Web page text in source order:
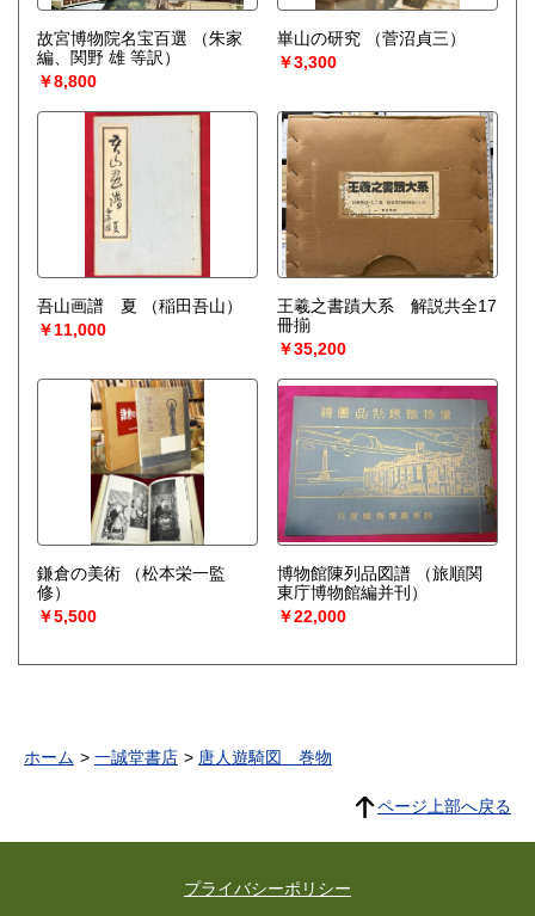
故宮博物院名宝百選
（朱家
編、関野 雄 等訳）
￥8,800
崋山の研究
（菅沼貞三）
￥3,300
吾山画譜 夏
（稲田吾山）
￥11,000
王羲之書蹟大系 解説共全17
冊揃
￥35,200
鎌倉の美術
（松本栄一監
修）
￥5,500
博物館陳列品図譜
（旅順関
東庁博物館編并刊）
￥22,000
ホーム 一誠堂書店 唐人遊騎図 巻物
ページ上部へ戻る
プライバシーポリシー